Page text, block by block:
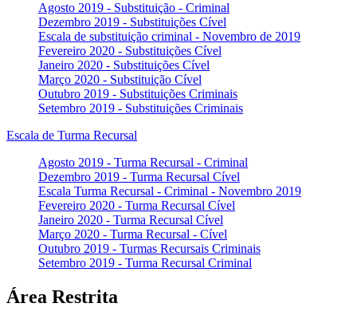
Agosto 2019 - Substituição - Criminal
Dezembro 2019 - Substituições Cível
Escala de substituição criminal - Novembro de 2019
Fevereiro 2020 - Substituições Cível
Janeiro 2020 - Substituições Cível
Março 2020 - Substituição Cível
Outubro 2019 - Substituições Criminais
Setembro 2019 - Substituições Criminais
Escala de Turma Recursal
Agosto 2019 - Turma Recursal - Criminal
Dezembro 2019 - Turma Recursal Cível
Escala Turma Recursal - Criminal - Novembro 2019
Fevereiro 2020 - Turma Recursal Cível
Janeiro 2020 - Turma Recursal Cível
Março 2020 - Turma Recursal - Cível
Outubro 2019 - Turmas Recursais Criminais
Setembro 2019 - Turma Recursal Criminal
Área Restrita